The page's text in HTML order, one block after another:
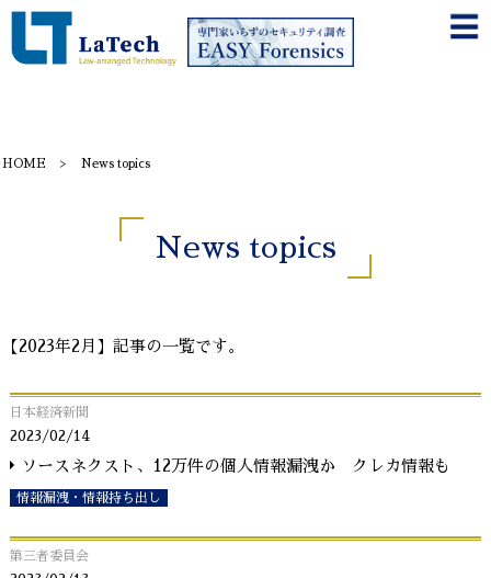
HOME News topics
News topics
【2023年2月】記事の一覧です。
日本経済新聞
2023/02/14
ソースネクスト、12万件の個人情報漏洩か クレカ情報も
情報漏洩・情報持ち出し
第三者委員会